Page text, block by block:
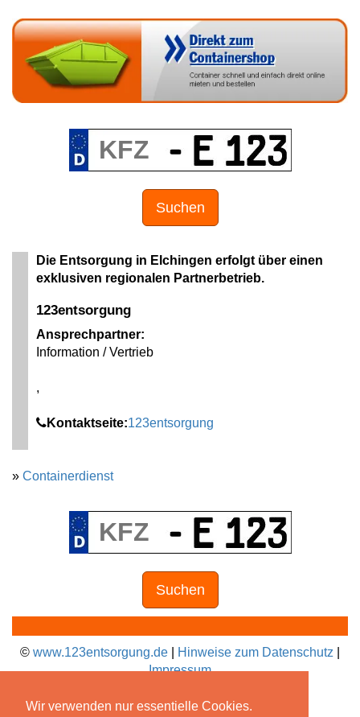
Wir verwenden nur essentielle Cookies.
Suchen
Die Entsorgung in Elchingen erfolgt über einen
exklusiven regionalen Partnerbetrieb.
123entsorgung
Ansprechpartner:
Information / Vertrieb
,
Kontaktseite:123entsorgung
» Containerdienst
Suchen
© www.123entsorgung.de Hinweise zum Datenschutz
Impressum